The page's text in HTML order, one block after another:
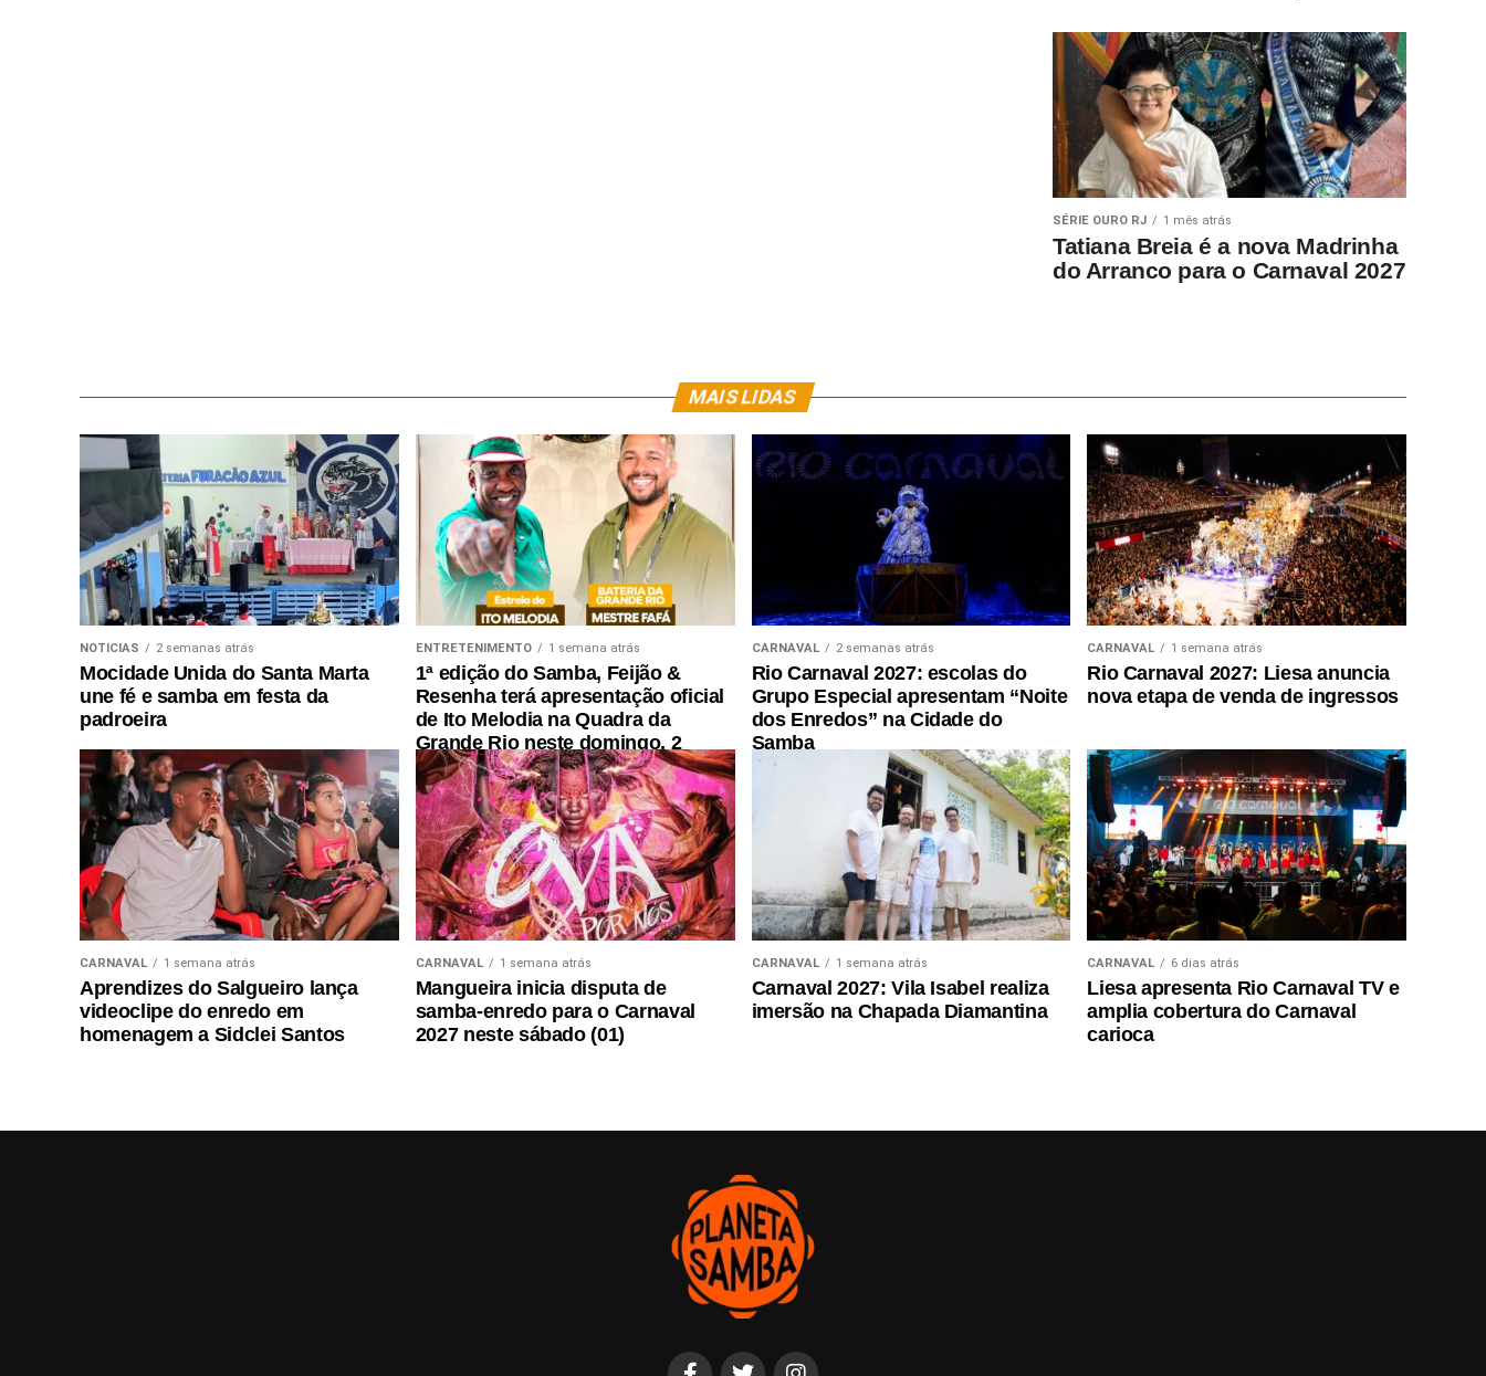
SÉRIE OURO RJ 1 mês atrás
Tatiana Breia é a nova Madrinha
do Arranco para o Carnaval 2027
MAIS LIDAS
NOTICIAS 2 semanas atrás
Mocidade Unida do Santa Marta
une fé e samba em festa da
padroeira
ENTRETENIMENTO 1 semana atrás
1ª edição do Samba, Feijão &
Resenha terá apresentação oficial
de Ito Melodia na Quadra da
Grande Rio neste domingo, 2
CARNAVAL 2 semanas atrás
Rio Carnaval 2027: escolas do
Grupo Especial apresentam “Noite
dos Enredos” na Cidade do
Samba
CARNAVAL 1 semana atrás
Rio Carnaval 2027: Liesa anuncia
nova etapa de venda de ingressos
CARNAVAL 1 semana atrás
Aprendizes do Salgueiro lança
videoclipe do enredo em
homenagem a Sidclei Santos
CARNAVAL 1 semana atrás
Mangueira inicia disputa de
samba-enredo para o Carnaval
2027 neste sábado (01)
CARNAVAL 1 semana atrás
Carnaval 2027: Vila Isabel realiza
imersão na Chapada Diamantina
CARNAVAL 6 dias atrás
Liesa apresenta Rio Carnaval TV e
amplia cobertura do Carnaval
carioca